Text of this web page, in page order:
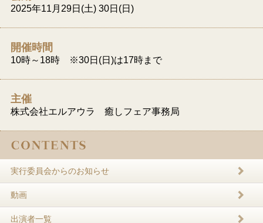
2025年11月29日(土) 30日(日)
開催時間
10時～18時 ※30日(日)は17時まで
主催
株式会社エルアウラ 癒しフェア事務局
実行委員会からのお知らせ
動画
出演者一覧